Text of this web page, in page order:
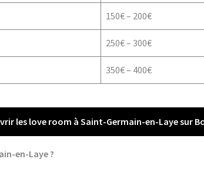
150€ – 200€
250€ – 300€
350€ – 400€
les love room à Saint-Germain-en-Laye sur
en-Laye ?